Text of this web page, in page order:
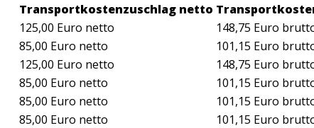
Transportkostenzuschlag netto
125,00 Euro netto
148,75 Euro
85,00 Euro netto
101,15 Euro
125,00 Euro netto
148,75 Euro
85,00 Euro netto
101,15 Euro
85,00 Euro netto
101,15 Euro
85,00 Euro netto
101,15 Euro